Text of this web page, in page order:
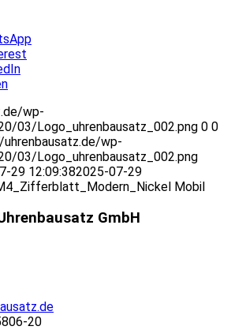
wp-
03/Logo_uhrenbausatz_002.png 0 0
wp-
03/Logo_uhrenbausatz_002.png
29 12:09:382025-07-29
Mobil
GmbH
20